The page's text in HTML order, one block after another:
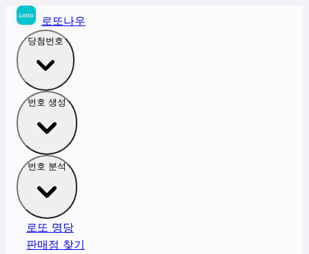
로또나우
당첨번호
번호 생성
번호 분석
로또 명당
판매점 찾기